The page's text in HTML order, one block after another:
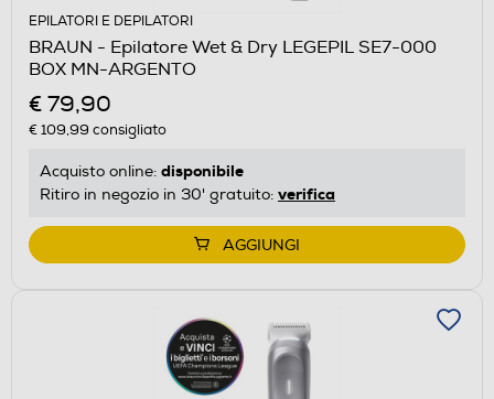
EPILATORI E DEPILATORI
BRAUN - Epilatore Wet & Dry LEGEPIL SE7-000
BOX MN-ARGENTO
€ 79,90
€ 109,99 consigliato
Acquisto online: disponibile
Ritiro in negozio in 30' gratuito: verifica
AGGIUNGI